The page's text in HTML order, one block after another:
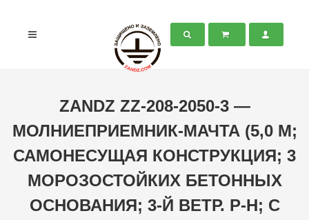
ZANDZ ZZ-208-2050-3 —
МОЛНИЕПРИЕМНИК-МАЧТА (5,0 М;
САМОНЕСУЩАЯ КОНСТРУКЦИЯ; 3
МОРОЗОСТОЙКИХ БЕТОННЫХ
ОСНОВАНИЯ; 3-Й ВЕТР. Р-Н; С